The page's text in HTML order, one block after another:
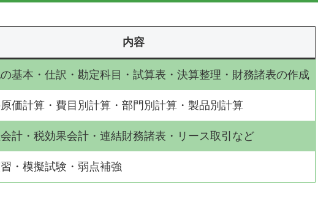
内容
基本・仕訳・勘定科目・試算表・決算整理・財務諸表の作成
価計算・費目別計算・部門別計算・製品別計算
計・税効果会計・連結財務諸表・リース取引など
・模擬試験・弱点補強